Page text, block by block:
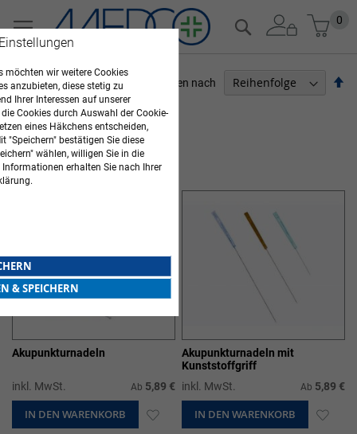
Zum
Inhalt
0
Suche
Artikel1-12von18
Sortieren nach
NATURHEILKUNDE
Akupunkturnadeln
inkl. MwSt. Ab 5,89 €
IN DEN WARENKORB ZUR
Akupunkturnadeln mit
Kunststoffgriff
inkl. MwSt.
Ab 5,89 €
IN DEN WARENKORB ZUR
ARZTBEDARF
möchten wir weitere Cookies
anzubieten, diese stetig zu
Ihrer Interessen auf unserer
Cookies durch Auswahl der Cookie-
eines Häkchens entscheiden,
"Speichern" bestätigen Sie diese
wählen, willigen Sie in die
erhalten Sie nach Ihrer
& SPEICHERN